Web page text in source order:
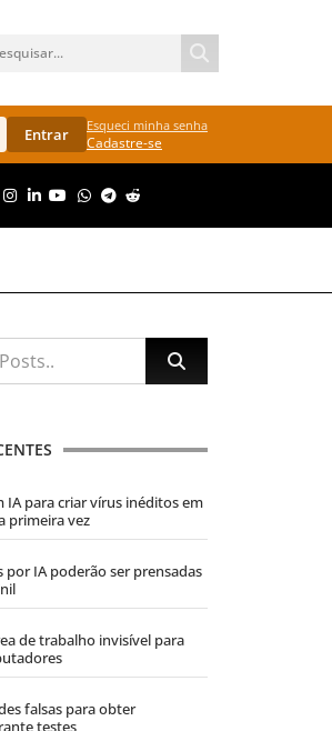
Entrar Esqueci minha senha
Cadastre-se
IA para criar vírus inéditos em
primeira vez
por IA poderão ser prensadas
de trabalho invisível para
falsas para obter
testes